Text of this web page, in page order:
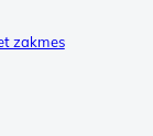
zakmes